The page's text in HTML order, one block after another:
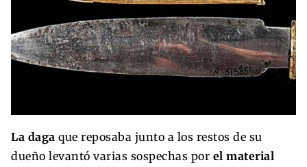
La daga que reposaba junto a los restos de su
dueño levantó varias sospechas por el material